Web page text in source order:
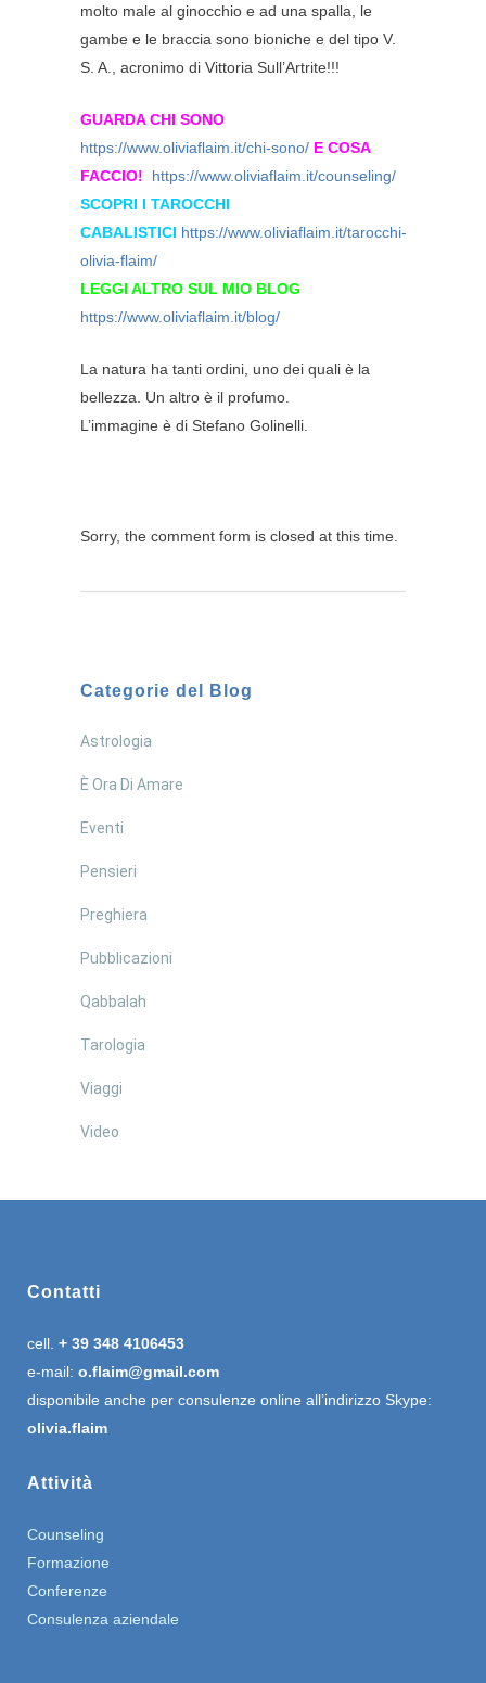
molto male al ginocchio e ad una spalla, le
gambe e le braccia sono bioniche e del tipo V.
S. A., acronimo di Vittoria Sull’Artrite!!!
GUARDA CHI SONO
https://www.oliviaflaim.it/chi-sono/ E COSA
FACCIO!
https://www.oliviaflaim.it/counseling/
SCOPRI I TAROCCHI
CABALISTICI https://www.oliviaflaim.it/tarocchi-
olivia-flaim/
LEGGI ALTRO SUL MIO BLOG
https://www.oliviaflaim.it/blog/
La natura ha tanti ordini, uno dei quali è la
bellezza. Un altro è il profumo.
L’immagine è di Stefano Golinelli.
Sorry, the comment form is closed at this time.
Categorie del Blog
Astrologia
È Ora Di Amare
Eventi
Pensieri
Preghiera
Pubblicazioni
Qabbalah
Tarologia
Viaggi
Video
Contatti
cell. + 39 348 4106453
e-mail: o.flaim@gmail.com
disponibile anche per consulenze online all’indirizzo Skype:
olivia.flaim
Attività
Counseling
Formazione
Conferenze
Consulenza aziendale